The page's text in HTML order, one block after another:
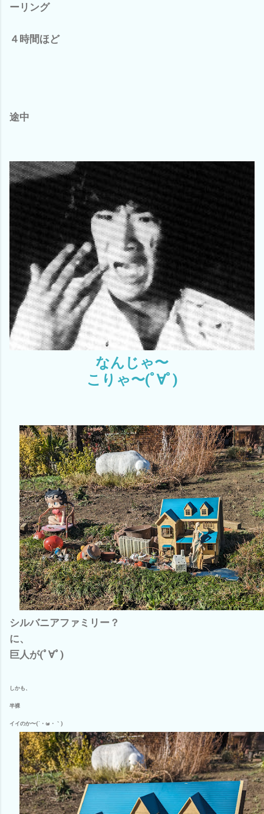
ーリング
４時間ほど
途中
なんじゃ〜
こりゃ〜(ﾟ∀ﾟ)
シルバニアファミリー？
に、
巨人が(ﾟ∀ﾟ)
しかも、
半裸
イイのか〜(´・ω・｀)